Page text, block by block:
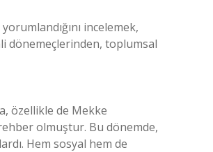
incelemek,
dönemeçlerinden, toplumsal
özellikle de Mekke
olmuştur. Bu dönemde,
Hem sosyal hem de